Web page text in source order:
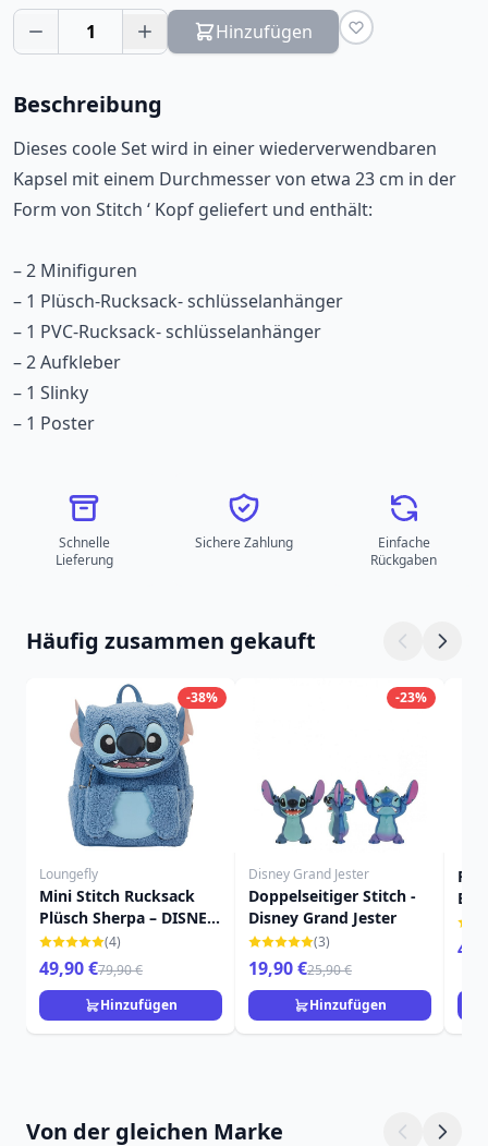
1 Hinzufügen
Beschreibung
Dieses coole Set wird in einer wiederverwendbaren
Kapsel mit einem Durchmesser von etwa 23 cm in der
Form von Stitch ‘ Kopf geliefert und enthält:
– 2 Minifiguren
– 1 Plüsch-Rucksack- schlüsselanhänger
– 1 PVC-Rucksack- schlüsselanhänger
– 2 Aufkleber
– 1 Slinky
– 1 Poster
Schnelle
Lieferung
Sichere Zahlung
Einfache
Rückgaben
Häufig zusammen gekauft
-38%
Loungefly
Mini Stitch Rucksack
Plüsch Sherpa – DISNEY
LOUNGEFLY
(4)
49,90 €79,90 €
Hinzufügen
-23%
Disney Grand Jester
Doppelseitiger Stitch -
Disney Grand Jester
(3)
19,90 €25,90 €
Hinzufügen
Von der gleichen Marke